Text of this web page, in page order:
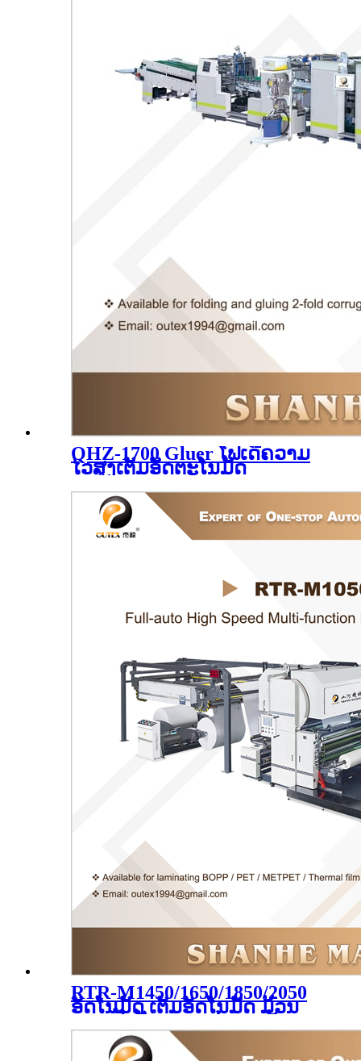
QHZ-1700 Gluer ໂຟເດີຄວາມ
ໄວສູງເຕັມອັດຕະໂນມັດ
RTR-M1450/1650/1850/2050
ອັດໂນມັດ ເຕັມອັດໂນມັດ ມ້ວນ
ຫຼາຍຟັງຊັນ ຄວາມໄວສູງ ມ້ວນ
ເຄື່ອງມ້ວນ